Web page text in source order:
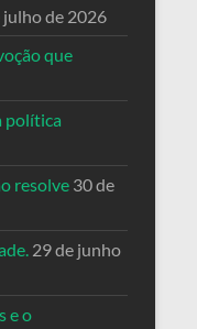
julho de 2026
que
política
resolve 30 de
29 de junho
e o